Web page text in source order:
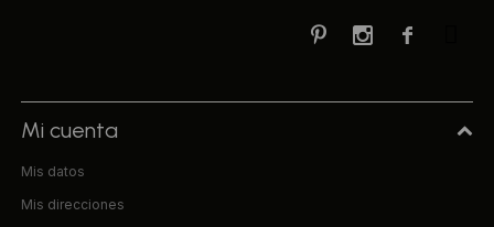

 
Mi cuenta
Mis datos
Mis direcciones